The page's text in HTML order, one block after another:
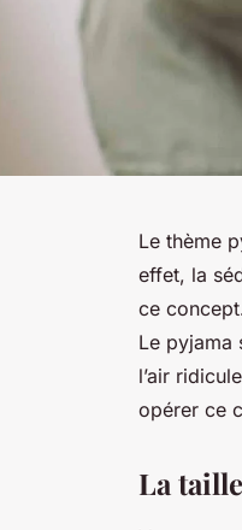
Le thème
effet, la
ce
Le pyjama
l’air
opérer ce
La